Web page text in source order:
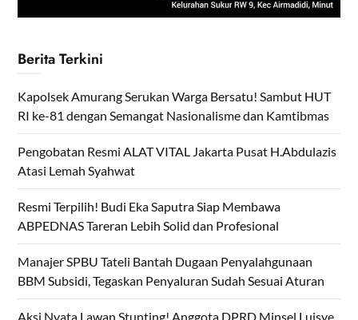
Berita Terkini
Kapolsek Amurang Serukan Warga Bersatu! Sambut HUT
RI ke-81 dengan Semangat Nasionalisme dan Kamtibmas
Pengobatan Resmi ALAT VITAL Jakarta Pusat H.Abdulazis
Atasi Lemah Syahwat
Resmi Terpilih! Budi Eka Saputra Siap Membawa
ABPEDNAS Tareran Lebih Solid dan Profesional
Manajer SPBU Tateli Bantah Dugaan Penyalahgunaan
BBM Subsidi, Tegaskan Penyaluran Sudah Sesuai Aturan
Aksi Nyata Lawan Stunting! Anggota DPRD Minsel Luisye